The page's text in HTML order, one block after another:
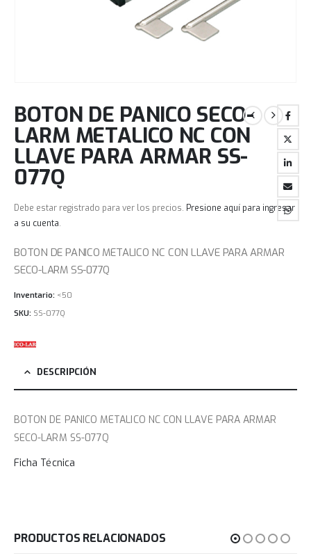
BOTON DE PANICO SECO-
LARM METALICO NC CON
LLAVE PARA ARMAR SS-
077Q
Debe estar registrado para ver los precios. Presione aquí para ingresar
a su cuenta.
BOTON DE PANICO METALICO NC CON LLAVE PARA ARMAR
SECO-LARM SS-077Q
Inventario: <50
SKU: SS-077Q
DESCRIPCIÓN
BOTON DE PANICO METALICO NC CON LLAVE PARA ARMAR
SECO-LARM SS-077Q
Ficha Técnica
PRODUCTOS RELACIONADOS